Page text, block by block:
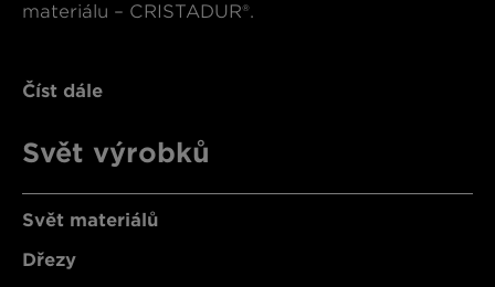
materiálu – CRISTADUR®.
Číst dále
Svět výrobků
Svět materiálů
Dřezy